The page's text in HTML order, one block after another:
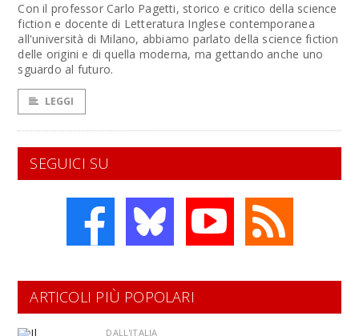
Con il professor Carlo Pagetti, storico e critico della science
fiction e docente di Letteratura Inglese contemporanea
all'università di Milano, abbiamo parlato della science fiction
delle origini e di quella moderna, ma gettando anche uno
sguardo al futuro.
LEGGI
SEGUICI SU
ARTICOLI PIÙ POPOLARI
DALL'ITALIA